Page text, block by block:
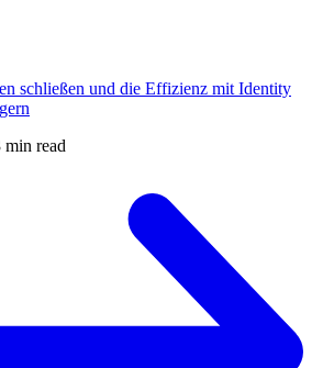
schließen und die Effizienz mit Identity
min read